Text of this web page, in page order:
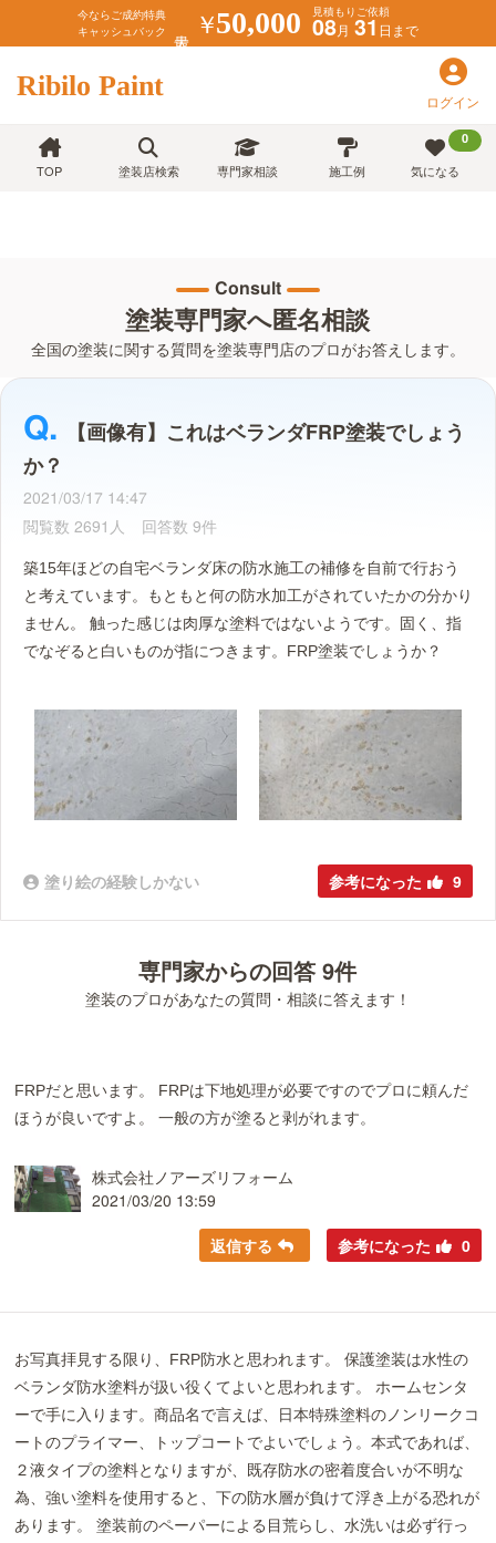
今ならご成約特典
キャッシュバック
￥50,000 見積もりご依頼
08月 31日まで
Ribilo Paint ログイン
TOP 塗装店検索 専門家相談 施工例
0
気になる
Consult
塗装専門家へ匿名相談
全国の塗装に関する質問を塗装専門店のプロがお答えします。
【画像有】これはベランダFRP塗装でしょう
か？
2021/03/17 14:47
閲覧数 2691人 回答数 9件
築15年ほどの自宅ベランダ床の防水施工の補修を自前で行おう
と考えています。もともと何の防水加工がされていたかの分かり
ません。 触った感じは肉厚な塗料ではないようです。固く、指
でなぞると白いものが指につきます。FRP塗装でしょうか？
塗り絵の経験しかない 参考になった 9
専門家からの回答 9件
塗装のプロがあなたの質問・相談に答えます！
FRPだと思います。 FRPは下地処理が必要ですのでプロに頼んだ
ほうが良いですよ。 一般の方が塗ると剥がれます。
株式会社ノアーズリフォーム
2021/03/20 13:59
返信する 参考になった 0
お写真拝見する限り、FRP防水と思われます。 保護塗装は水性の
ベランダ防水塗料が扱い役くてよいと思われます。 ホームセンタ
ーで手に入ります。商品名で言えば、日本特殊塗料のノンリークコ
ートのプライマー、トップコートでよいでしょう。本式であれば、
２液タイプの塗料となりますが、既存防水の密着度合いが不明な
為、強い塗料を使用すると、下の防水層が負けて浮き上がる恐れが
あります。 塗装前のペーパーによる目荒らし、水洗いは必ず行っ